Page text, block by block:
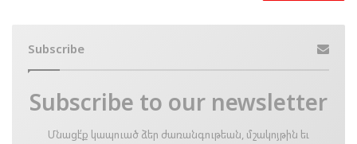
Subscribe
Subscribe to our newsletter
Մնացէ՛ք կապուած ձեր ժառանգութեան, մշակոյթին եւ